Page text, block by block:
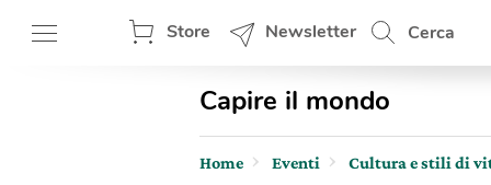
Store Newsletter Cerca
Capire il mondo
Home Eventi Cultura e stili di